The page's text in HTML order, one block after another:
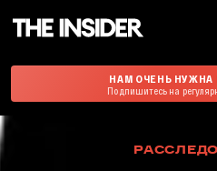
НАМ ОЧЕНЬ
Подпишитесь на